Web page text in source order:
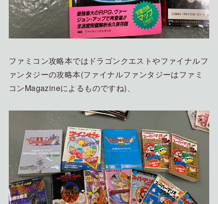
ファミコン攻略本ではドラゴンクエストやファイナルフ
ァンタジーの攻略本(ファイナルファンタジーはファミ
コンMagazineによるものですね)、